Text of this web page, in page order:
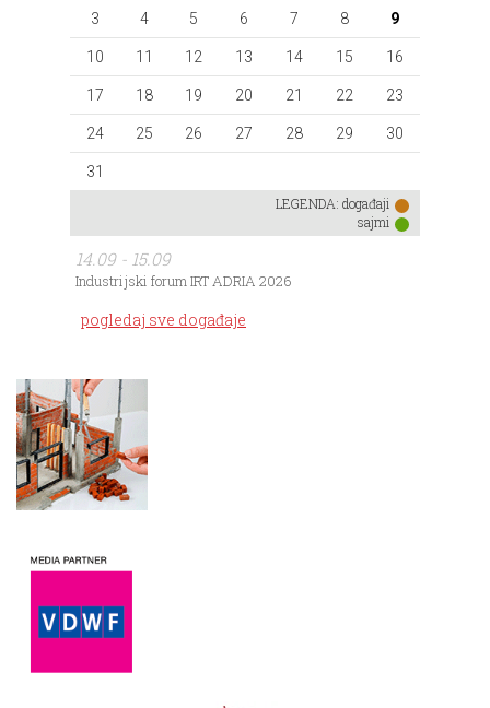
3 4 5 6 7 8 9
10 11 12 13 14 15 16
17 18 19 20 21 22 23
24 25 26 27 28 29 30
31
LEGENDA: događaji
sajmi
14.09 - 15.09
Industrijski forum IRT ADRIA 2026
pogledaj sve događaje